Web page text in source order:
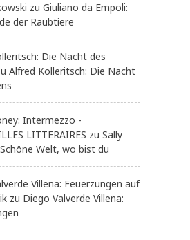
zu Giuliano da Empoli:
der Raubtiere
Die Nacht des
Alfred Kolleritsch: Die Nacht
Intermezzo -
LITTERAIRES zu Sally
Welt, wo bist du
Villena: Feuerzungen auf
zu Diego Valverde Villena: